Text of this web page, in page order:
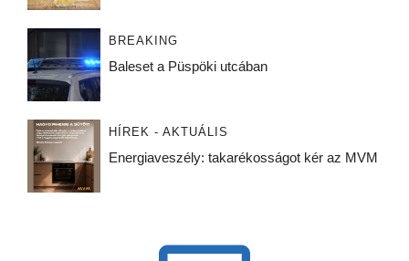
BREAKING
Baleset a Püspöki utcában
HÍREK - AKTUÁLIS
Energiaveszély: takarékosságot kér az MVM